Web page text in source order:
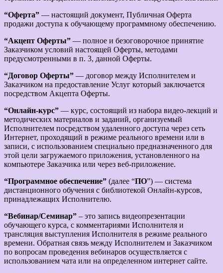
“Оферта” — настоящий документ, Публичная Оферта
продажи доступа к обучающему программному обеспечению.
“Акцепт Оферты” — полное и безоговорочное принятие
Заказчиком условий настоящей Оферты, методами
предусмотренными в п. 3, данной Оферты.
“Договор Оферты” — договор между Исполнителем и
Заказчиком на предоставление Услуг который заключается
посредством Акцепта Оферты.
“Онлайн-курс” — курс, состоящий из набора видео-лекций и
методических материалов и заданий, организуемый
Исполнителем посредством удаленного доступа через сеть
Интернет, проходящий в режиме реального времени или в
записи, с использованием специально предназначенного для
этой цели загружаемого приложения, установленного на
компьютере Заказчика или через веб-приложение.
“Программное обеспечение” (далее “ПО”) — система
дистанционного обучения с библиотекой Онлайн-курсов,
принадлежащих Исполнителю.
“Вебинар/Семинар” – это запись видеопрезентации
обучающего курса, с комментариями Исполнителя и
трансляция выступления Исполнителя в режиме реального
времени. Обратная связь между Исполнителем и Заказчиком
по вопросам проведения вебинаров осуществляется с
использованием чата или на определенном интернет сайте.